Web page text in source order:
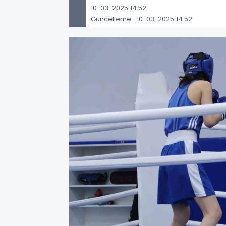
10-03-2025 14:52
Güncelleme : 10-03-2025 14:52